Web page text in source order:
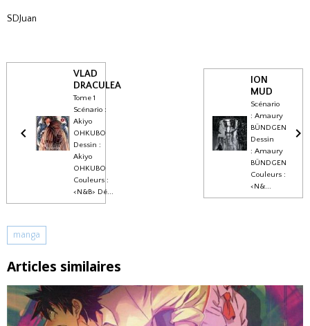
SDJuan
VLAD
DRACULEA
Tome 1
Scénario :
Akiyo
OHKUBO
Dessin :
Akiyo
OHKUBO
Couleurs :
<N&B> Dé...
ION
MUD
Scénario
: Amaury
BÜNDGEN
Dessin
: Amaury
BÜNDGEN
Couleurs :
<N&...
manga
Articles similaires